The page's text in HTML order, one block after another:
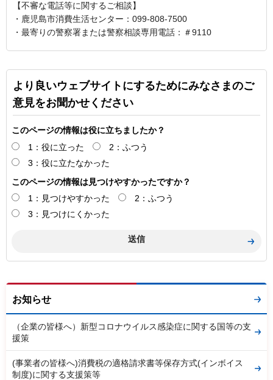
【不審な電話等に関するご相談】
・鹿児島市消費生活センター：099-808-7500
・最寄りの警察署または警察相談専用電話：＃9110
より良いウェブサイトにするためにみなさまのご
意見をお聞かせください
このページの情報は役に立ちましたか？
1：役に立った
2：ふつう
3：役に立たなかった
このページの情報は見つけやすかったですか？
1：見つけやすかった
2：ふつう
3：見つけにくかった
お知らせ
（企業の皆様へ）新型コロナウイルス感染症に関する国等の支
援策
(事業者の皆様へ)消費税の適格請求書等保存方式(インボイス
制度)に関する支援策等